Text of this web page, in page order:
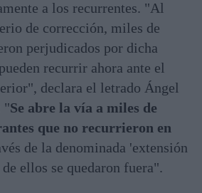
a los recurrentes. "Al
de corrección, miles de
perjudicados por dicha
recurrir ahora ante el
declara el letrado Ángel
"Se abre la vía a miles de
que no recurrieron en
de la denominada 'extensión
ellos se quedaron fuera".